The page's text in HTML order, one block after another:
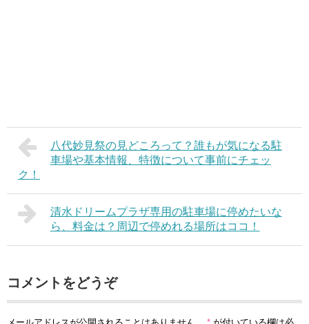
八代妙見祭の見どころって？誰もが気になる駐
車場や基本情報、特徴について事前にチェッ
ク！
清水ドリームプラザ専用の駐車場に停めたいな
ら、料金は？周辺で停めれる場所はココ！
コメントをどうぞ